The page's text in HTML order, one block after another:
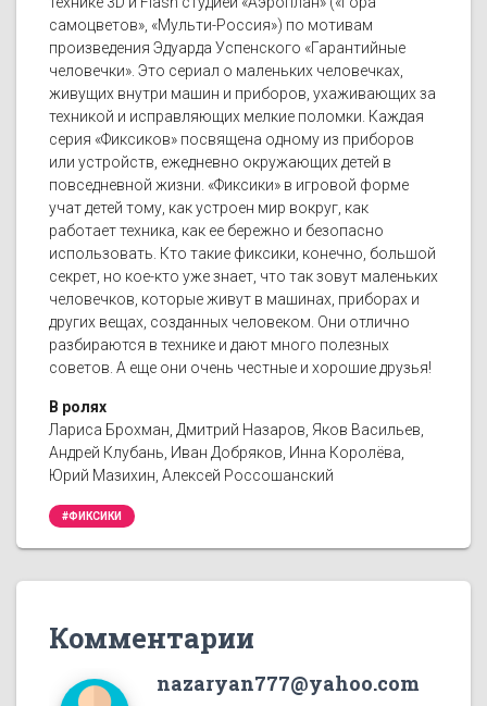
самоцветов», «Мульти-Россия») по мотивам
произведения Эдуарда Успенского «Гарантийные
человечки». Это сериал о маленьких человечках,
живущих внутри машин и приборов, ухаживающих за
техникой и исправляющих мелкие поломки. Каждая
серия «Фиксиков» посвящена одному из приборов
или устройств, ежедневно окружающих детей в
повседневной жизни. «Фиксики» в игровой форме
учат детей тому, как устроен мир вокруг, как
работает техника, как ее бережно и безопасно
использовать. Кто такие фиксики, конечно, большой
секрет, но кое-кто уже знает, что так зовут маленьких
человечков, которые живут в машинах, приборах и
других вещах, созданных человеком. Они отлично
разбираются в технике и дают много полезных
советов. А еще они очень честные и хорошие друзья!
В ролях
Лариса Брохман, Дмитрий Назаров, Яков Васильев,
Андрей Клубань, Иван Добряков, Инна Королёва,
Юрий Мазихин, Алексей Россошанский
#ФИКСИКИ
Комментарии
nazaryan777@yahoo.com